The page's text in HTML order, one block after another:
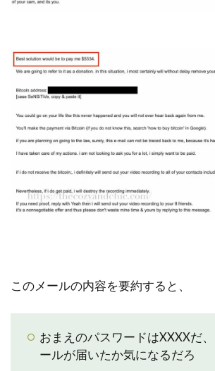
このメールの内容を要約すると、
おまえのパスワードはXXXXだ
ールが届いたか気になるだろ